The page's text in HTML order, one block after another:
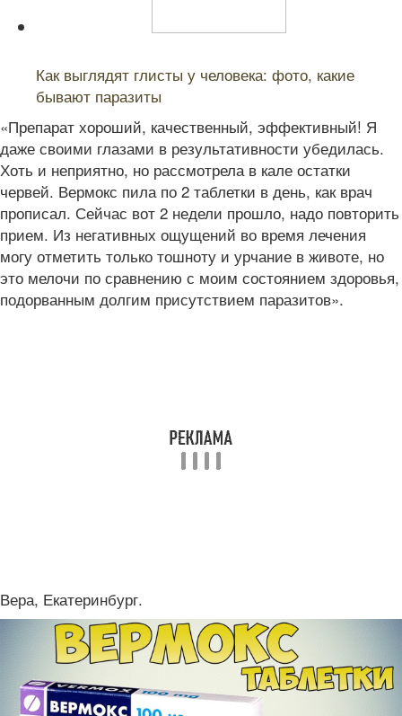
Как выглядят глисты у человека: фото, какие
бывают паразиты
«Препарат хороший, качественный, эффективный! Я
даже своими глазами в результативности убедилась.
Хоть и неприятно, но рассмотрела в кале остатки
червей. Вермокс пила по 2 таблетки в день, как врач
прописал. Сейчас вот 2 недели прошло, надо повторить
прием. Из негативных ощущений во время лечения
могу отметить только тошноту и урчание в животе, но
это мелочи по сравнению с моим состоянием здоровья,
подорванным долгим присутствием паразитов».
Вера, Екатеринбург.